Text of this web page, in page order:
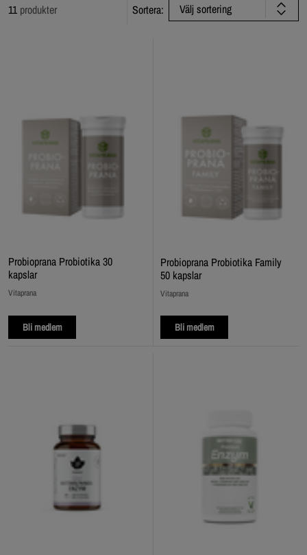
11 produkter Sortera: Välj sortering
Probioprana Probiotika 30
kapslar
Vitaprana
Bli medlem
Probioprana Probiotika Family
50 kapslar
Vitaprana
Bli medlem